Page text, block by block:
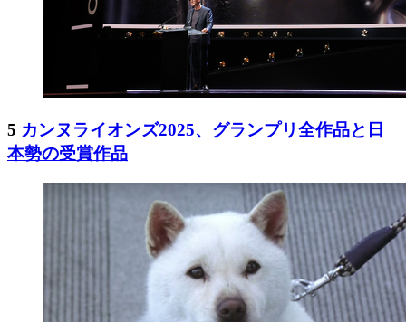
5 カンヌライオンズ2025、グランプリ全作品と日
本勢の受賞作品